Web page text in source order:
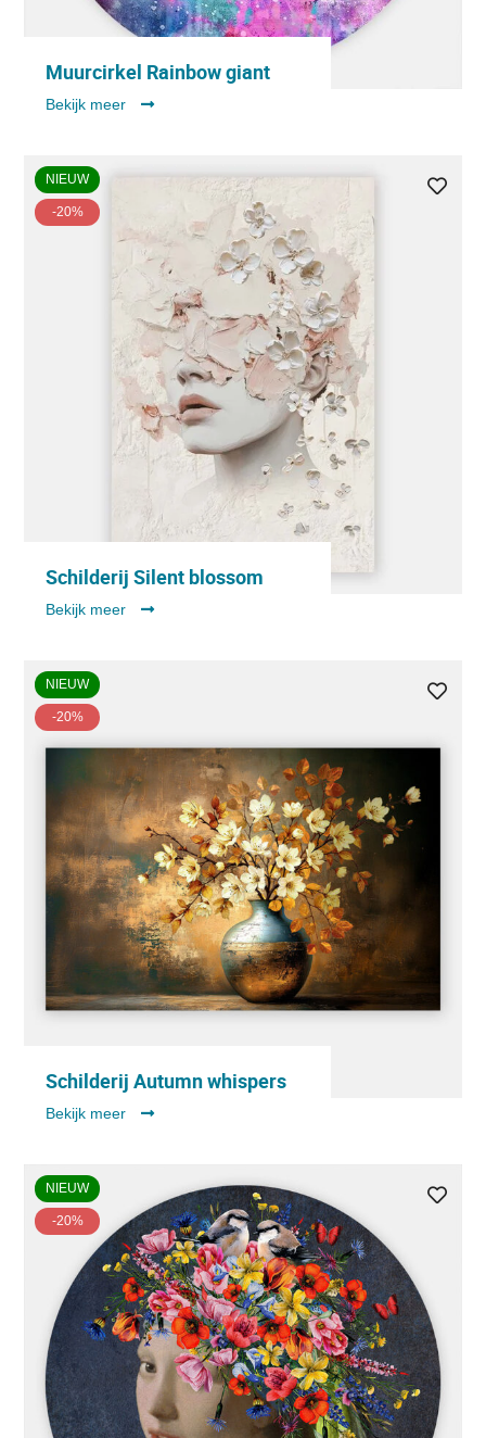
Muurcirkel Rainbow giant
Bekijk meer
NIEUW
-20%
Schilderij Silent blossom
Bekijk meer
NIEUW
-20%
Schilderij Autumn whispers
Bekijk meer
NIEUW
-20%